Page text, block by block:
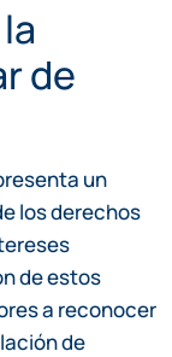
de
un
los derechos
de estos
a reconocer
de